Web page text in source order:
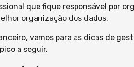
que fique responsável por
organização dos dados.
vamos para as dicas de
a seguir.